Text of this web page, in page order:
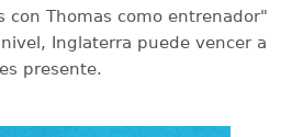
con Thomas como entrenador"
Inglaterra puede vencer a
presente.